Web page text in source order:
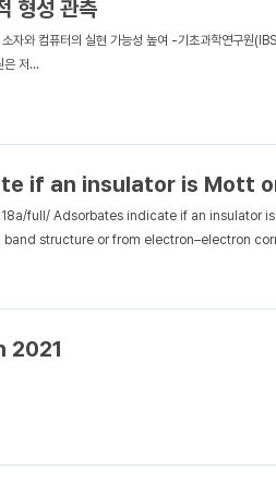
형성 관측
자와 컴퓨터의 실현 가능성 높여 -기초과학연구원
은 저...
if an insulator is Mott
full/ Adsorbates indicate if an insulator
structure or from electron–electron
2021